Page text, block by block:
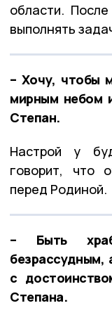
области.
выполнять
– Хочу, чтобы
мирным небом
Степан.
Настрой у
говорит, что
перед Родиной.
– Быть
безрассудным,
с
Степана.